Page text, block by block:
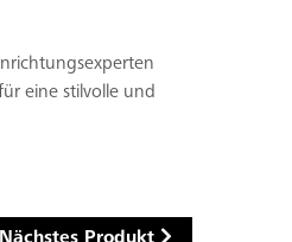
eine stilvolle und